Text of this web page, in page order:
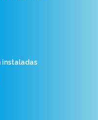
instaladas